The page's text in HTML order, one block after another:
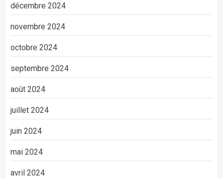
décembre 2024
novembre 2024
octobre 2024
septembre 2024
août 2024
juillet 2024
juin 2024
mai 2024
avril 2024